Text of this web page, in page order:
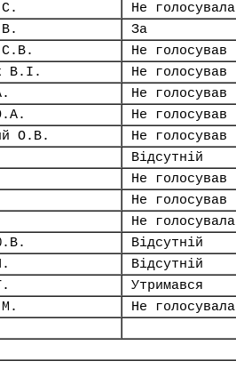
Не голосувала
За
С.В.
Не голосував
В.І.
Не голосував
Не голосував
Не голосував
О.В.
Не голосував
Відсутній
Не голосував
Не голосував
Не голосувала
Відсутній
Відсутній
Утримався
Не голосувала